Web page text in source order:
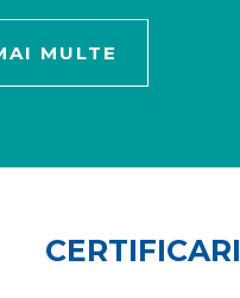
MULTE
CERTIFICARI